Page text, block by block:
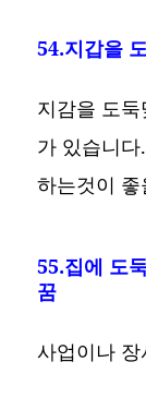
54.지갑을
지감을 도
가 있습니
하는것이
55.집에 도
꿈
사업이나